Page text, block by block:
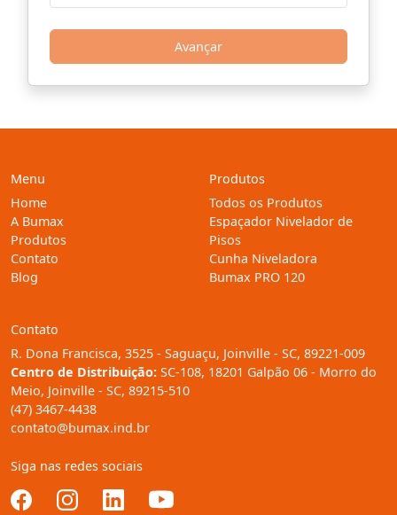
Avançar
Menu
Home
A Bumax
Produtos
Contato
Blog
Produtos
Todos os Produtos
Espaçador Nivelador de
Pisos
Cunha Niveladora
Bumax PRO 120
Contato
R. Dona Francisca, 3525 - Saguaçu, Joinville - SC, 89221-009
Centro de Distribuição: SC-108, 18201 Galpão 06 - Morro do
Meio, Joinville - SC, 89215-510
(47) 3467-4438
contato@bumax.ind.br
Siga nas redes sociais